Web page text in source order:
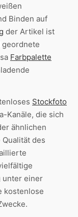
Binden auf
der Artikel ist
Farbpalette
Stockfoto
Kanäle, die sich
ähnlichen
des
unter einer
kostenlose